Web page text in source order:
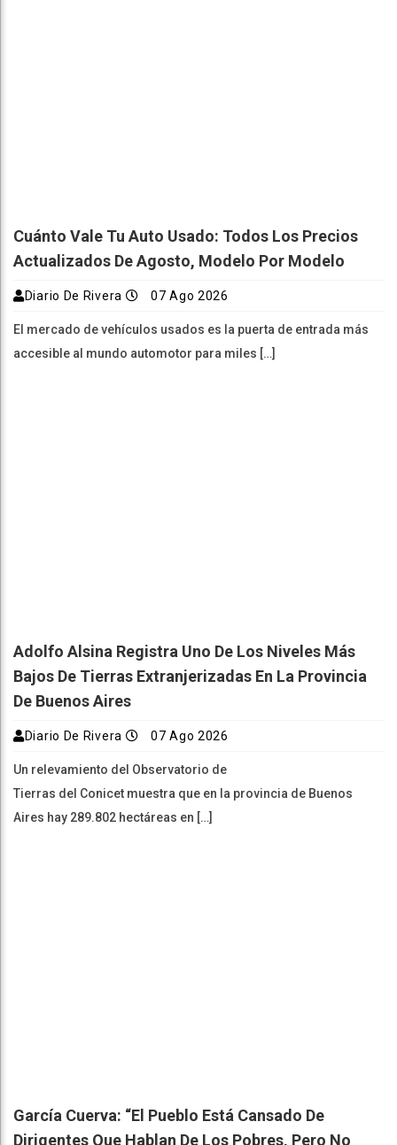
Cuánto Vale Tu Auto Usado: Todos Los Precios
Actualizados De Agosto, Modelo Por Modelo
Diario De Rivera 07 Ago 2026
El mercado de vehículos usados es la puerta de entrada más
accesible al mundo automotor para miles […]
Adolfo Alsina Registra Uno De Los Niveles Más
Bajos De Tierras Extranjerizadas En La Provincia
De Buenos Aires
Diario De Rivera 07 Ago 2026
Un relevamiento del Observatorio de
Tierras del Conicet muestra que en la provincia de Buenos
Aires hay 289.802 hectáreas en […]
García Cuerva: “El Pueblo Está Cansado De
Dirigentes Que Hablan De Los Pobres, Pero No